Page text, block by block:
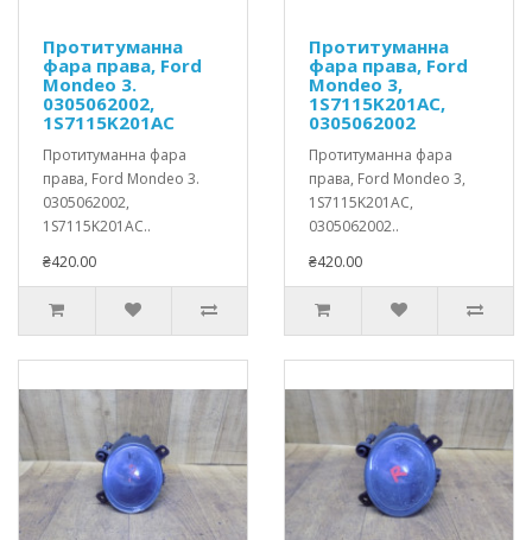
Протитуманна
фара права, Ford
Mondeo 3.
0305062002,
1S7115K201AC
Протитуманна фара
права, Ford Mondeo 3.
0305062002,
1S7115K201AC..
₴420.00
Протитуманна
фара права, Ford
Mondeo 3,
1S7115K201AC,
0305062002
Протитуманна фара
права, Ford Mondeo 3,
1S7115K201AC,
0305062002..
₴420.00